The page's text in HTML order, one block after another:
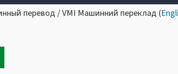
перевод / VMI Машинний переклад (